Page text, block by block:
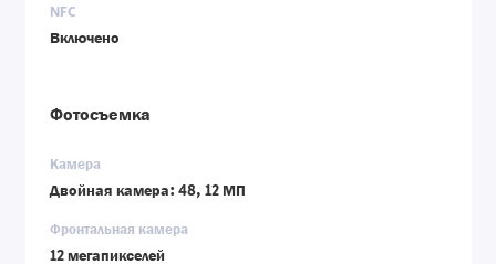
NFC
Включено
Фотосъемка
Камера
Двойная камера: 48, 12 МП
Фронтальная камера
12 мегапикселей